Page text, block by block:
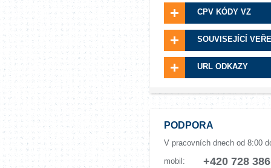
CPV KÓDY VZ
SOUVISEJÍCÍ
URL ODKAZY
PODPORA
V pracovních dnech od 8:00
mobil:
+420 728